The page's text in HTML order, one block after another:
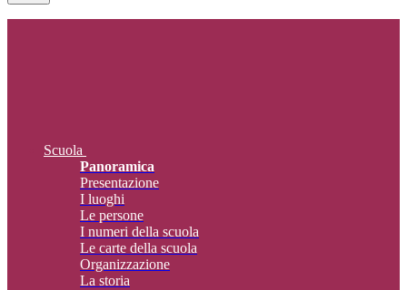
Scuola
Panoramica
Presentazione
I luoghi
Le persone
I numeri della scuola
Le carte della scuola
Organizzazione
La storia